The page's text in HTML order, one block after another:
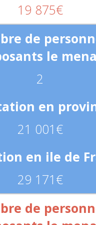
19 875€
2
21 001€
29 171€